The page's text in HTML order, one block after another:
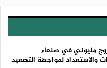
مليوني في صنعاء
والاستعداد لمواجهة التصعيد